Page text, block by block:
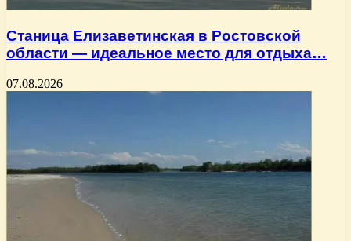
Станица Елизаветинская в Ростовской
области — идеальное место для отдыха…
07.08.2026